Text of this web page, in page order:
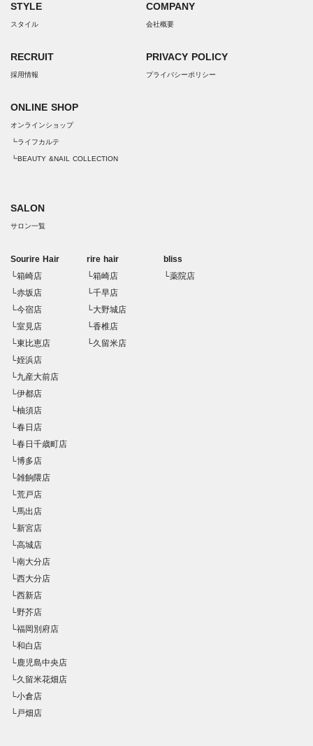
STYLE
スタイル
RECRUIT
採用情報
ONLINE SHOP
オンラインショップ
┗ライフカルテ
┗BEAUTY &NAIL COLLECTION
COMPANY
会社概要
PRIVACY POLICY
プライバシーポリシー
SALON
サロン一覧
Sourire Hair
└箱崎店
└赤坂店
└今宿店
└室見店
└東比恵店
└姪浜店
└九産大前店
└伊都店
└柚須店
└春日店
└春日千歳町店
└博多店
└雑餉隈店
└荒戸店
└馬出店
└新宮店
└高城店
└南大分店
└西大分店
└西新店
└野芥店
└福岡別府店
└和白店
└鹿児島中央店
└久留米花畑店
└小倉店
└戸畑店
rire hair
└箱崎店
└千早店
└大野城店
└香椎店
└久留米店
bliss
└薬院店